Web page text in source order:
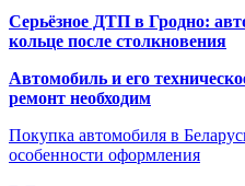
Серьёзное ДТП в Гродно:
кольце после столкновения
Автомобиль и его
ремонт необходим
Покупка автомобиля в
особенности оформления